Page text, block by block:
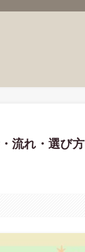
流れ・選び方